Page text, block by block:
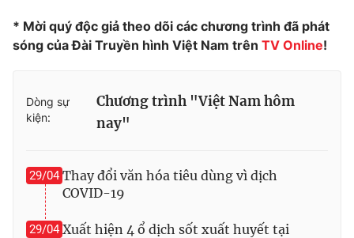
Video Shorts video
VTV Sức khoẻ
Thị trường 24h
VTV4
* Mời quý độc giả theo dõi các chương trình đã phát
sóng của Đài Truyền hình Việt Nam trên TV Online!
Dòng sự
kiện:
Chương trình "Việt Nam hôm
nay"
29/04 Thay đổi văn hóa tiêu dùng vì dịch
COVID-19
29/04 Xuất hiện 4 ổ dịch sốt xuất huyết tại